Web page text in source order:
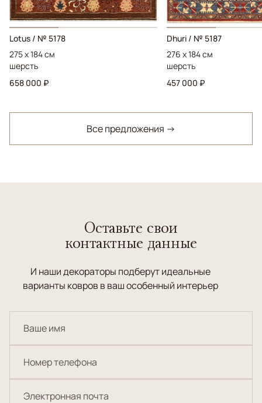
Lotus / № 5178
275 x 184 см
шерсть
658 000 ₽
Dhuri / № 5187
276 x 184 см
шерсть
457 000 ₽
Все предложения →
Оставьте свои
контактные данные
И наши декораторы подберут идеальные
варианты ковров в ваш особенный интерьер